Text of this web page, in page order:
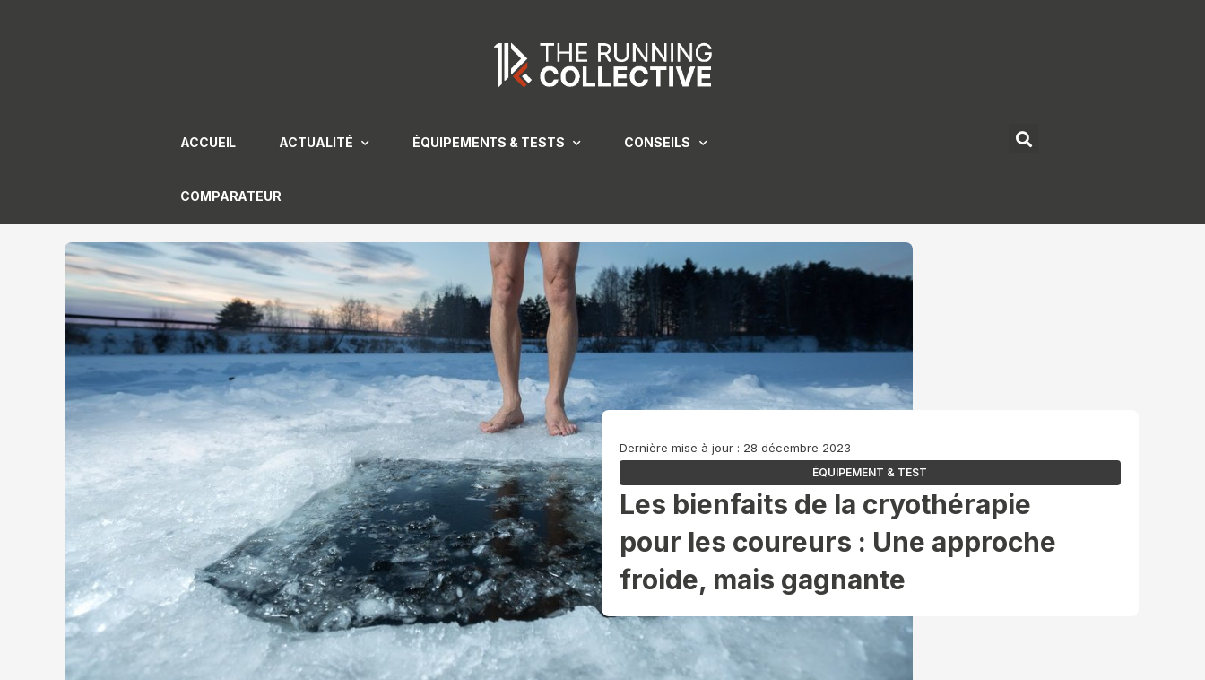
ACCUEIL ACTUALITÉ ÉQUIPEMENTS & TESTS CONSEILS
COMPARATEUR
Dernière mise à jour : 28 décembre 2023
ÉQUIPEMENT & TEST
Les bienfaits de la cryothérapie
pour les coureurs : Une approche
froide, mais gagnante